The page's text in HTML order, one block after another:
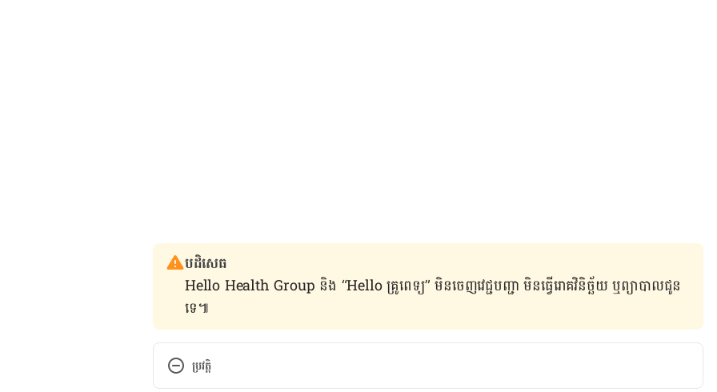
បដិសេធ
Hello Health Group និង “Hello គ្រូពេទ្យ” មិន​ចេញ​វេជ្ជបញ្ជា មិន​ធ្វើ​រោគវិនិច្ឆ័យ ឬ​ព្យាបាល​ជូន​
ទេ៕
ប្រវត្តិ